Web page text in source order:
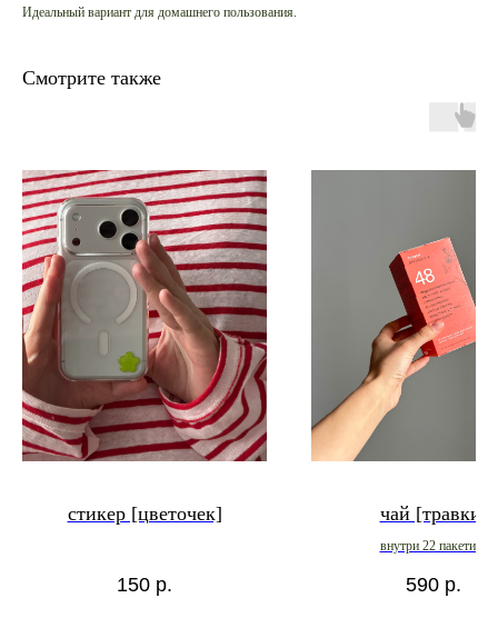
Идеальный вариант для домашнего пользования.
Смотрите также
стикер [цветочек]
150 р.
чай [травки]
внутри 22 пакетика
590 р.